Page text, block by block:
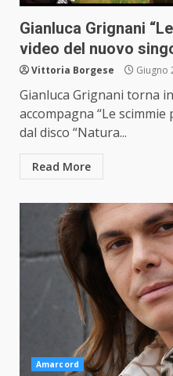
Gianluca Grignani
video del nuovo
Vittoria Borgese Giugno
Gianluca Grignani torna
accompagna “Le
dal disco “Natura...
Read More
Amarcord